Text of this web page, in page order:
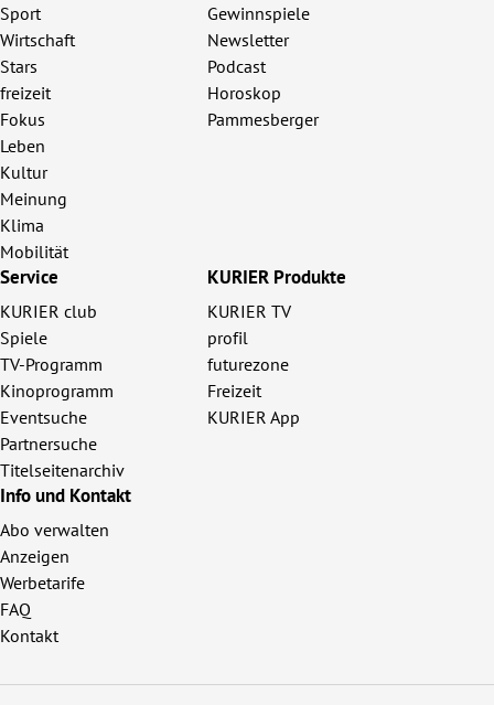
Sport
Wirtschaft
Stars
freizeit
Fokus
Leben
Kultur
Meinung
Klima
Mobilität
Gewinnspiele
Newsletter
Podcast
Horoskop
Pammesberger
Service
KURIER club
Spiele
TV-Programm
Kinoprogramm
Eventsuche
Partnersuche
Titelseitenarchiv
KURIER Produkte
KURIER TV
profil
futurezone
Freizeit
KURIER App
Info und Kontakt
Abo verwalten
Anzeigen
Werbetarife
FAQ
Kontakt